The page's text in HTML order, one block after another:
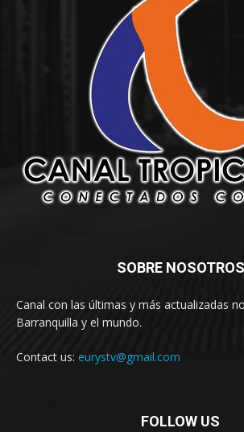
SOBRE NOSOTROS
Canal con las últimas y más actualizadas
Barranquilla y el mundo.
Contact us: eurystv@gmail.com
FOLLOW US